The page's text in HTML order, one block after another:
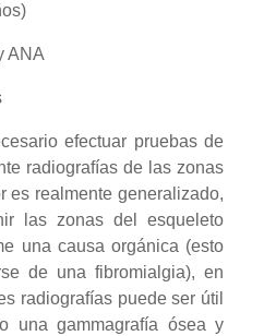
ANA
efectuar pruebas de
radiografías de las zonas
es realmente generalizado,
las zonas del esqueleto
una causa orgánica (esto
de una fibromialgia), en
radiografías puede ser útil
una gammagrafía ósea y